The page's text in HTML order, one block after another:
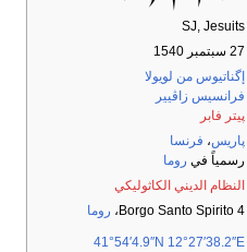
SJ, Jesuits
27 سبتمبر 1540
إگناتيوس من لويولا
فرانسيس زاڤيير
پيتر فابر
پاريس، فرنسا
رسمياً في روما
النظام الديني الكاثوليكي
4 Borgo Santo Spirito، روما
41°54′4.9″N 12°27′38.2″E